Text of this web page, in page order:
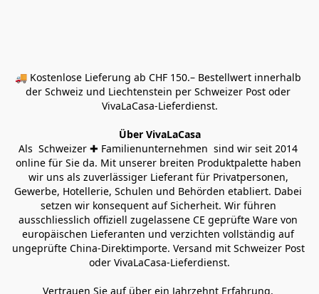
🚚 Kostenlose Lieferung ab CHF 150.– Bestellwert innerhalb
der Schweiz und Liechtenstein per Schweizer Post oder
VivaLaCasa-Lieferdienst.
Über VivaLaCasa
Als  Schweizer ✚ Familienunternehmen  sind wir seit 2014
online für Sie da. Mit unserer breiten Produktpalette haben
wir uns als zuverlässiger Lieferant für Privatpersonen,
Gewerbe, Hotellerie, Schulen und Behörden etabliert. Dabei
setzen wir konsequent auf Sicherheit. Wir führen
ausschliesslich offiziell zugelassene CE geprüfte Ware von
europäischen Lieferanten und verzichten vollständig auf
ungeprüfte China-Direktimporte. Versand mit Schweizer Post
oder VivaLaCasa-Lieferdienst.
Vertrauen Sie auf über ein Jahrzehnt Erfahrung,